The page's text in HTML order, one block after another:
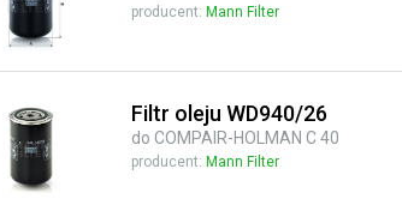
producent: Mann Filter
Filtr oleju WD940/26
do COMPAIR-HOLMAN C 40
producent:Mann Filter